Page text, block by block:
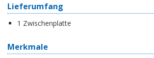
Lieferumfang
1 Zwischenplatte
Merkmale